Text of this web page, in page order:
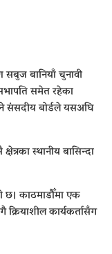
सबुज बानियाँ चुनावी
समेत रहेका
संसदीय बोर्डले यसअघि
स्थानीय बासिन्दा
छ। काठमाडौँमा एक
कार्यकर्तासँग